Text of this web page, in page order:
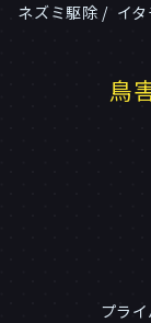
ネズミ駆除 イ
鳥
プラ